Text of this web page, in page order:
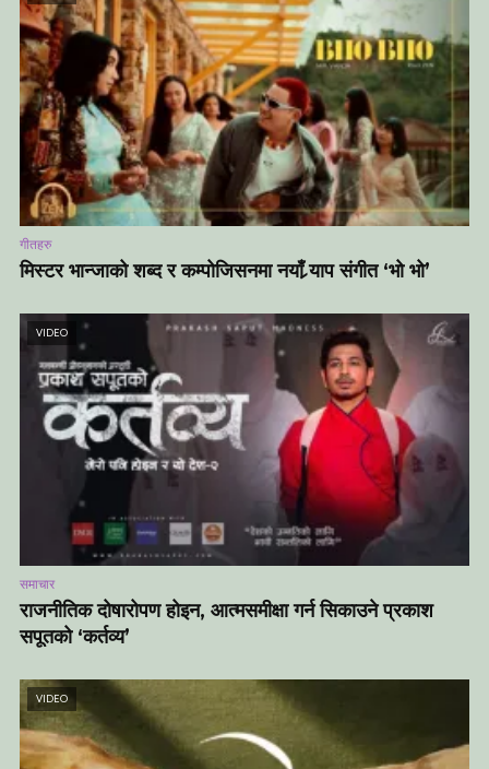
गीतहरु
मिस्टर भान्जाको शब्द र कम्पोजिसनमा नयाँ र्‍याप संगीत ‘भो भो’
VIDEO
समाचार
राजनीतिक दोषारोपण होइन, आत्मसमीक्षा गर्न सिकाउने प्रकाश
सपूतको ‘कर्तव्य’
VIDEO